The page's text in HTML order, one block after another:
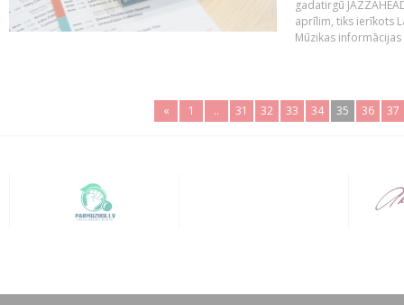
gadatirgū
aprīlim, tiks ierīkots
Mūzikas informācijas
« 1 .. 31 32 33 34 35 36 37